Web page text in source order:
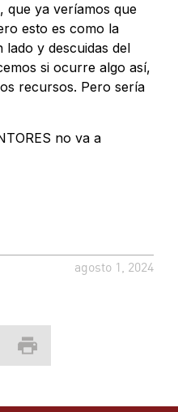
ya veríamos que
esto es como la
y descuidas del
si ocurre algo así,
recursos. Pero sería
no va a
agosto 1, 2024